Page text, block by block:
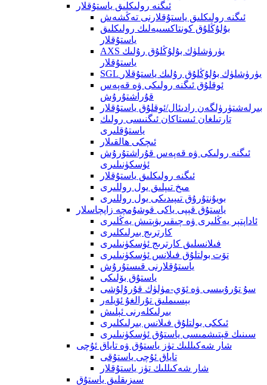
ئىگنە رولىكلىق ياستۇقلار
ئىگنە رولىكلىق ياستۇقلارنى تەڭشەش
بۇلۇڭلۇق كونتاكسىيەلىك رولىكلىق
ياستۇقلار
AXS يۈرۈشلۈك بۇلۇڭلۇق رۇلىك
ياستۇقلار
SGL يۈرۈشلۈك بۇلۇڭلۇق رۇلىك ياستۇقلار
ئوقلۇق ئىگنە رولىكى ۋە قەپەس
قۇراشتۇرۇش
بىرلەشتۈرۈلگەن رادىئال/ئوقلۇق ياستۇقلار
تارتىلغان ئىستاكان ئىگنىسى رولىك
ياستۇقلىرى
ئىچكى ھالقىلار
ئىگنە رولىكى ۋە قەپەس قۇراشتۇرۇش
ئۈسكۈنىلىرى
ئىگنە رولىكلىق ياستۇقلار
مىخ تىپلىق يول روللىرى
بويۇنتۇرۇق تىپىدىكى يول روللىرى
ياستۇق قېپى ياكى قوشۇمچە زاپچاسلار
ئاداپتېر يەڭلىرى ۋە چىقىرىۋېتىش يەڭلىرى
كارترىج بىرلىكلىرى
فىلانسلىق كارترىج ئۈسكۈنىلىرى
تۆت بولتلۇق فىلانس ئۈسكۈنىلىرى
ياستۇقلارنى قىستۇرۇش
ياستۇق بۆلىكى
سۇ تۇرۇبىسى ۋە ئۆي-مۈلۈك قۇرۇلۇشى
بېسىملىق تۇرالغۇ ئۆيلەر
بىرلىكلەرنى ئېلىش
ئىككى بولتلۇق فىلانس بىرلىكلىرى
سىنىك قېتىشمىسى ياستۇق ئۈسكۈنىلىرى
شار شەكىللىك تۈز ياستۇق ۋە تاياق ئۇچى
تاياق ئۇچى ياستۇقى
شار شەكىللىك تۈز ياستۇقلار
سىزىقلىق ياستۇق